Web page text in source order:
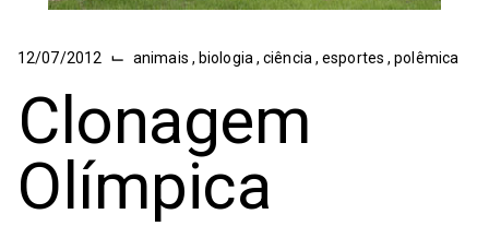
12/07/2012 ⌙ animais , biologia ,ciência ,esportes,polêmica
Clonagem
Olímpica